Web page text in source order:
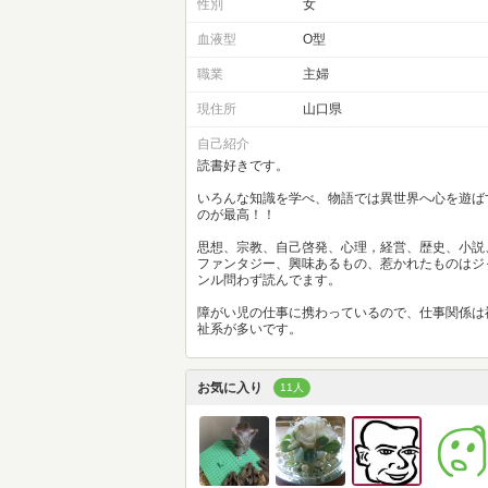
性別 女
血液型 O型
職業 主婦
現住所 山口県
自己紹介
読書好きです。
いろんな知識を学べ、物語では異世界へ心を遊ば
のが最高！！
思想、宗教、自己啓発、心理，経営、歴史、小説
ファンタジー、興味あるもの、惹かれたものはジ
ンル問わず読んでます。
障がい児の仕事に携わっているので、仕事関係は
祉系が多いです。
お気に入り 11人